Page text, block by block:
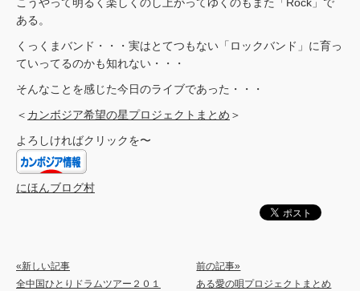
こうやって明るく楽しくのし上がってゆくのもまた「Rock」で
ある。
くっくまバンド・・・実はとてつもない「ロックバンド」に育っ
ていってるのかも知れない・・・
そんなことを感じた今日のライブであった・・・
＜ カンボジア希望の星プロジェクトまとめ ＞
よろしければクリックを〜
にほんブログ村
«新しい記事
全中国ひとりドラムツアー２０１
前の記事»
ある愛の唄プロジェクトまとめ